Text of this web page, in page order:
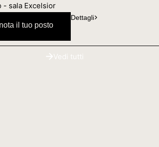
- sala Excelsior
il tuo posto
Dettagli
Vedi tutti